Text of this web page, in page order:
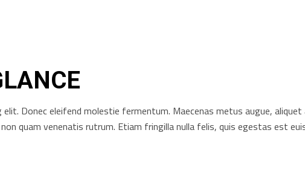
Donec eleifend molestie fermentum. Maecenas metus augue,
quam venenatis rutrum. Etiam fringilla nulla felis, quis egestas est